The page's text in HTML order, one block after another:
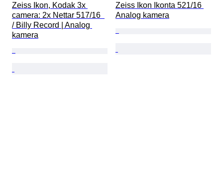
Zeiss Ikon, Kodak 3x
camera: 2x Nettar 517/16
/ Billy Record | Analog
kamera
Zeiss Ikon Ikonta 521/16
Analog kamera